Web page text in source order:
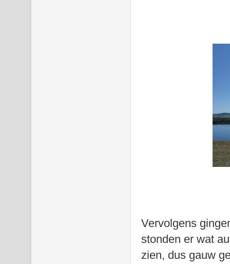
Vervolgens
stonden er wat
zien, dus gauw